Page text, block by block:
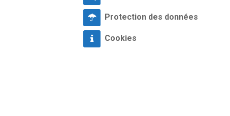
Protection des données
Cookies